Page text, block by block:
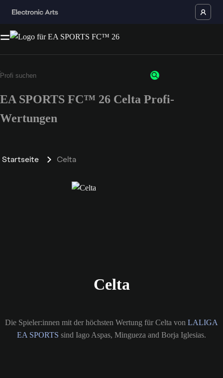
EA SPORTS FC™ 26 Celta Profi-
Wertungen
Startseite Celta
Celta
Die Spieler:innen mit der höchsten Wertung für Celta von LALIGA
EA SPORTS sind Iago Aspas, Mingueza and Borja Iglesias.